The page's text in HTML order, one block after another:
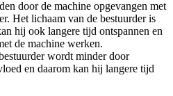
door de machine opgevangen met
Het lichaam van de bestuurder is
hij ook langere tijd ontspannen en
de machine werken.
wordt minder door
en daarom kan hij langere tijd